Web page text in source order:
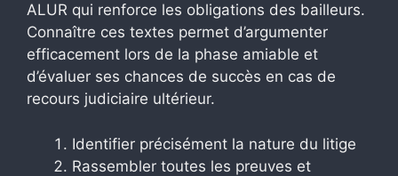
ALUR qui renforce les obligations des bailleurs.
Connaître ces textes permet d’argumenter
efficacement lors de la phase amiable et
d’évaluer ses chances de succès en cas de
recours judiciaire ultérieur.
Identifier précisément la nature du litige
Rassembler toutes les preuves et